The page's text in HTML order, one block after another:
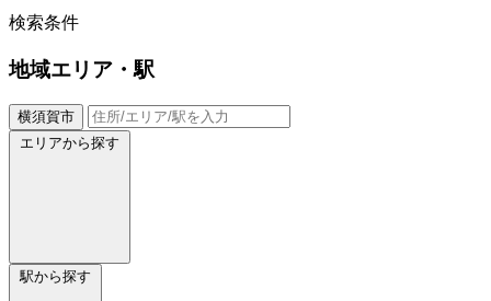
検索条件
地域エリア・駅
横須賀市
エリアから探す
駅から探す